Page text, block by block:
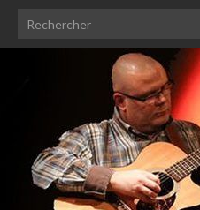
Search for: